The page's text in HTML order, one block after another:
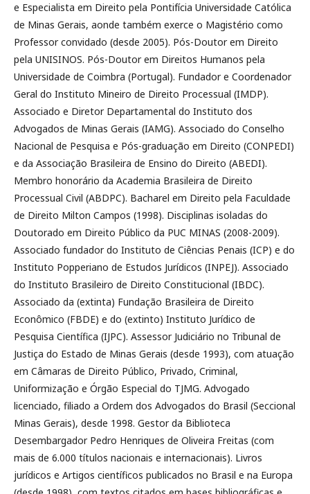
e Especialista em Direito pela Pontifícia Universidade Católica
de Minas Gerais, aonde também exerce o Magistério como
Professor convidado (desde 2005). Pós-Doutor em Direito
pela UNISINOS. Pós-Doutor em Direitos Humanos pela
Universidade de Coimbra (Portugal). Fundador e Coordenador
Geral do Instituto Mineiro de Direito Processual (IMDP).
Associado e Diretor Departamental do Instituto dos
Advogados de Minas Gerais (IAMG). Associado do Conselho
Nacional de Pesquisa e Pós-graduação em Direito (CONPEDI)
e da Associação Brasileira de Ensino do Direito (ABEDI).
Membro honorário da Academia Brasileira de Direito
Processual Civil (ABDPC). Bacharel em Direito pela Faculdade
de Direito Milton Campos (1998). Disciplinas isoladas do
Doutorado em Direito Público da PUC MINAS (2008-2009).
Associado fundador do Instituto de Ciências Penais (ICP) e do
Instituto Popperiano de Estudos Jurídicos (INPEJ). Associado
do Instituto Brasileiro de Direito Constitucional (IBDC).
Associado da (extinta) Fundação Brasileira de Direito
Econômico (FBDE) e do (extinto) Instituto Jurídico de
Pesquisa Científica (IJPC). Assessor Judiciário no Tribunal de
Justiça do Estado de Minas Gerais (desde 1993), com atuação
em Câmaras de Direito Público, Privado, Criminal,
Uniformização e Órgão Especial do TJMG. Advogado
licenciado, filiado a Ordem dos Advogados do Brasil (Seccional
Minas Gerais), desde 1998. Gestor da Biblioteca
Desembargador Pedro Henriques de Oliveira Freitas (com
mais de 6.000 títulos nacionais e internacionais). Livros
jurídicos e Artigos científicos publicados no Brasil e na Europa